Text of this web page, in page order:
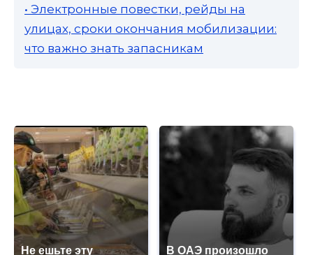
• Электронные повестки, рейды на
улицах, сроки окончания мобилизации:
что важно знать запасникам
Не ешьте эту В ОАЭ произошло